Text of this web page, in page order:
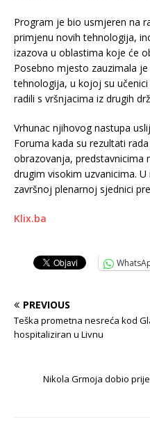
Program je bio usmjeren na
primjenu novih tehnologija,
izazova u oblastima koje će
Posebno mjesto zauzimala
tehnologija, u kojoj su
radili s vršnjacima iz drugih
Vrhunac njihovog nastupa
Foruma kada su rezultati
obrazovanja, predstavnicima
drugim visokim uzvanicima.
završnoj plenarnoj sjednici
Klix.ba
PREVIOUS
Teška prometna nesreća kod
hospitaliziran u Livnu
Nikola Grmoja dobio